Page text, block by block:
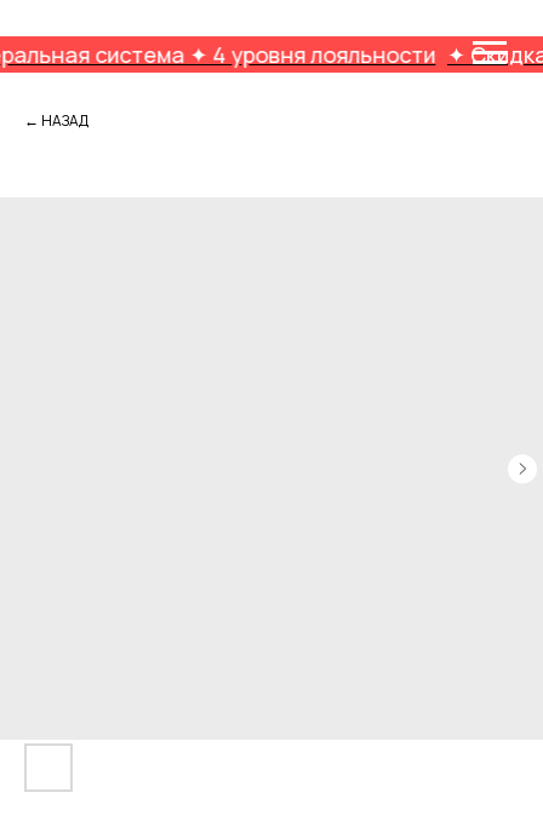
✦ 4 уровня лояльности ✦ Скидка на 1-ый
← НАЗАД